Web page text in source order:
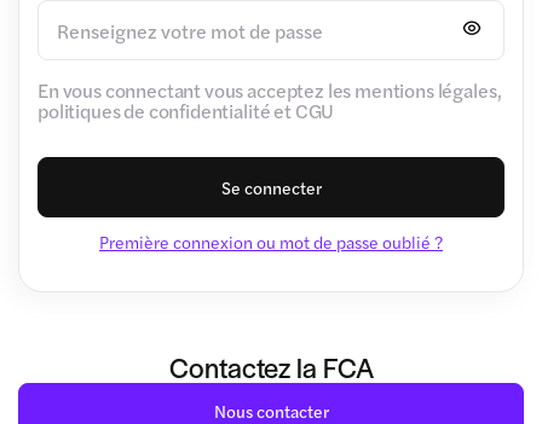
En vous connectant vous acceptez les mentions légales,
politiques de confidentialité et CGU
Se connecter
Première connexion ou mot de passe oublié ?
Contactez la FCA
Nous contacter